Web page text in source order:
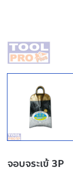
จอบจระเข้ 3P